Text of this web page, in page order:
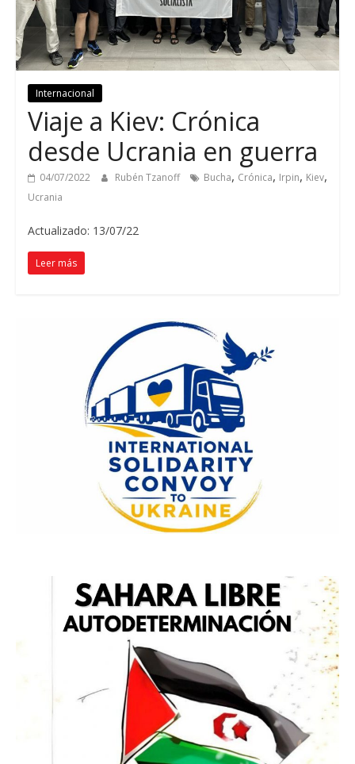
Internacional
Viaje a Kiev: Crónica
desde Ucrania en guerra
04/07/2022 Rubén Tzanoff Bucha, Crónica, Irpin, Kiev,
Ucrania
Actualizado: 13/07/22
Leer más